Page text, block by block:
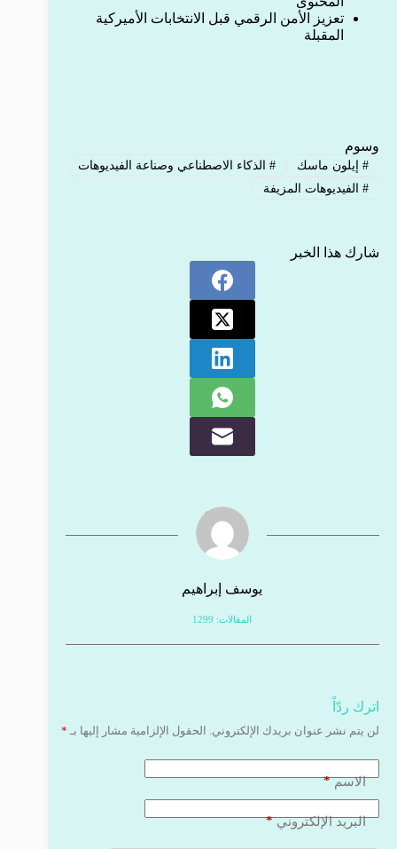
تعزيز الأمن الرقمي قبل الانتخابات الأميركية
المقبلة
وسوم
#إيلون ماسك #الذكاء الاصطناعي وصناعة الفيديوهات
#الفيديوهات المزيفة
شارك هذا الخبر
يوسف إبراهيم
المقالات: 1299
اترك ردّاً
لن يتم نشر عنوان بريدك الإلكتروني. الحقول الإلزامية مشار إليها بـ *
الاسم*
البريد الإلكتروني*